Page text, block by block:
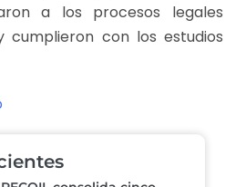
a los procesos legales
cumplieron con los estudios